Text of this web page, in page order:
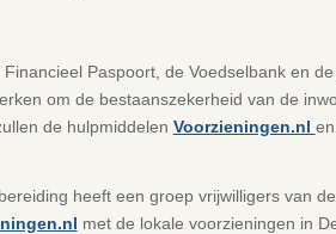
Financieel Paspoort, de Voedselbank en
om de bestaanszekerheid van de
de hulpmiddelen Voorzieningen.nl
heeft een groep vrijwilligers van
met de lokale voorzieningen in